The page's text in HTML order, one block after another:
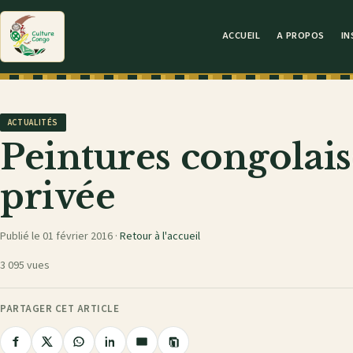
ACCUEIL A PROPOS
ACTUALITÉS
Peintures
privée
Publié le 01 février 2016 · Retour à l'accueil
3 095 vues
PARTAGER CET ARTICLE
Copier